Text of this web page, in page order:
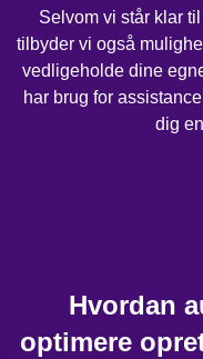
Selvom vi står klar
tilbyder vi også
vedligeholde dine
har brug for
dig
Hvordan
optimere